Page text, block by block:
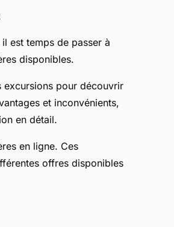
est temps de passer à
disponibles.
excursions pour découvrir
et inconvénients,
en détail.
en ligne. Ces
offres disponibles